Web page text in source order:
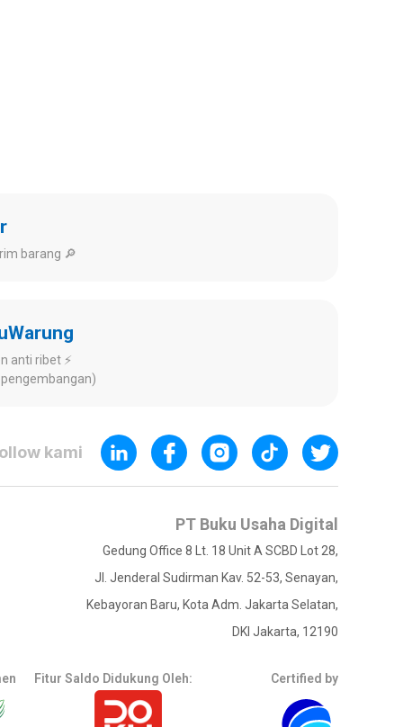
barang 🔎
anti ribet ⚡️
kami
PT Buku Usaha Digital
Gedung Office 8 Lt. 18 Unit A SCBD Lot 28,
Jl. Jenderal Sudirman Kav. 52-53, Senayan,
Kebayoran Baru, Kota Adm. Jakarta Selatan,
DKI Jakarta, 12190
Fitur Saldo Didukung Oleh: Certified by